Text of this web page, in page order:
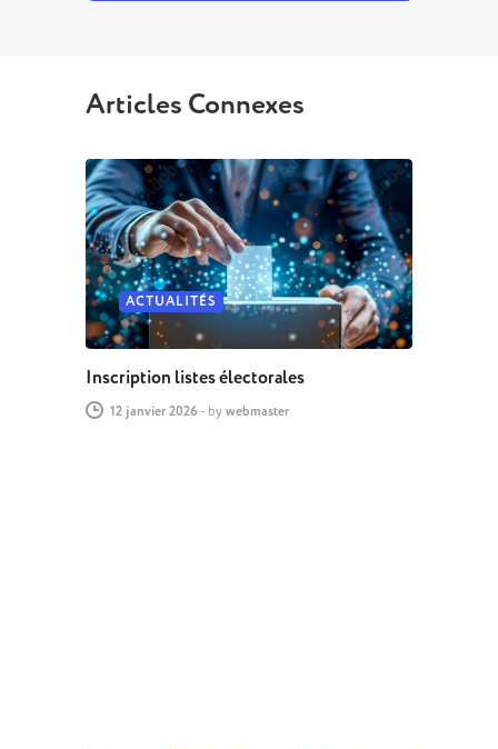
Articles Connexes
ACTUALITÉS
Inscription listes électorales
12 janvier 2026 - by webmaster